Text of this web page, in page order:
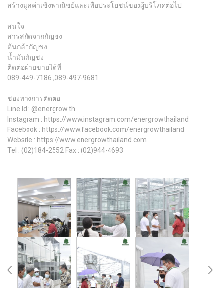
สร้างมูลค่าเชิงพาณิชย์และเพื่อประโยชน์ของผู้บริโภคต่อไป
สนใจ
สารสกัดจากกัญชง
ต้นกล้ากัญชง
น้ำมันกัญชง
ติดต่อฝ่ายขายได้ที่
089-449-7186 ,089-497-9681
ช่องทางการติดต่อ
Line Id : @energrow.th
Instagram : https://www.instagram.com/energrowthailand
Facebook : https://www.facebook.com/energrowthailand
Website : https://www.energrowthailand.com
Tel : (02)184-2552 Fax : (02)944-4693